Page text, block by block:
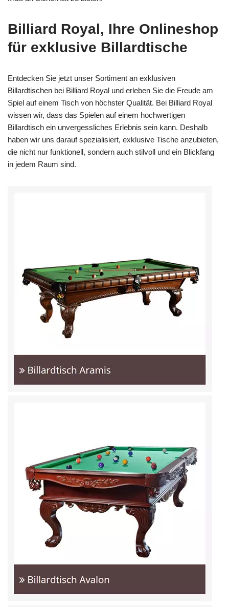
Billiard Royal, Ihre Onlineshop
für exklusive Billardtische
Entdecken Sie jetzt unser Sortiment an exklusiven
Billardtischen bei Billiard Royal und erleben Sie die Freude am
Spiel auf einem Tisch von höchster Qualität. Bei Billiard Royal
wissen wir, dass das Spielen auf einem hochwertigen
Billardtisch ein unvergessliches Erlebnis sein kann. Deshalb
haben wir uns darauf spezialisiert, exklusive Tische anzubieten,
die nicht nur funktionell, sondern auch stilvoll und ein Blickfang
in jedem Raum sind.